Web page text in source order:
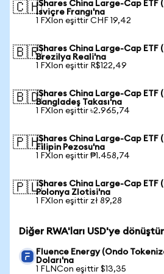
🇨🇭iShares China Large-Cap ETF
İsviçre Frangı'na
1 FXIon eşittir CHF 19,42
🇧🇷iShares China Large-Cap ETF
Brezilya Reali'na
1 FXIon eşittir R$122,49
🇧🇩iShares China Large-Cap ETF
Bangladeş Takası'na
1 FXIon eşittir ৳2.965,74
🇵🇭iShares China Large-Cap ETF
Filipin Pezosu'na
1 FXIon eşittir ₱1.458,74
🇵🇱iShares China Large-Cap ETF
Polonya Zlotisi'na
1 FXIon eşittir zł 89,28
Diğer RWA'ları USD'ye dönüştür
Fluence Energy (Ondo
Doları'na
1 FLNCon eşittir $13,35